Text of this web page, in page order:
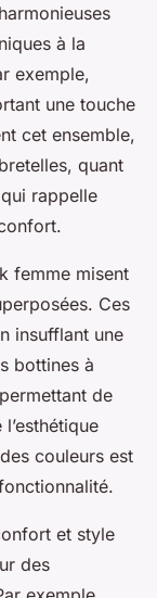
à la
exemple,
une touche
cet ensemble,
quant
rappelle
femme misent
Ces
insufflant une
bottines à
de
couleurs est
et style
des